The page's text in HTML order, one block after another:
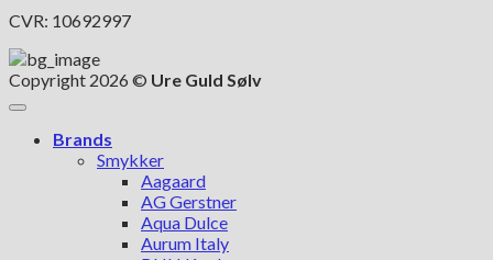
CVR: 10692997
Copyright 2026 © Ure Guld Sølv
Brands
Smykker
Aagaard
AG Gerstner
Aqua Dulce
Aurum Italy